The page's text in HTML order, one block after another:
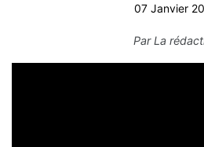
07 Janvier
ParLa